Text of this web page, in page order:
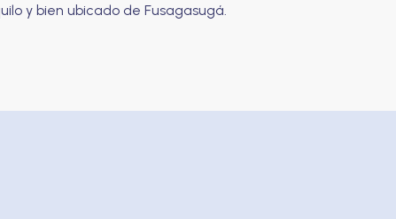
y bien ubicado de Fusagasugá.